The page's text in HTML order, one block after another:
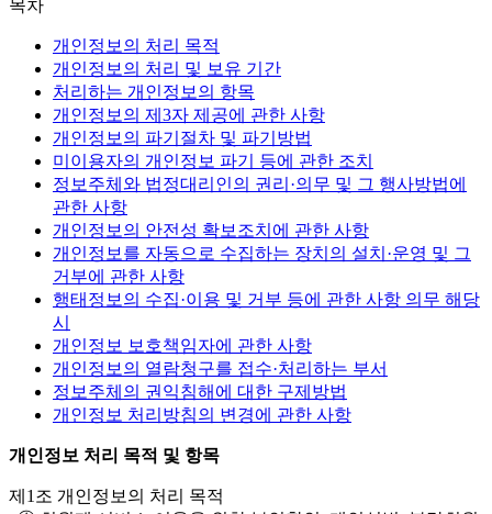
목차
개인정보의 처리 목적
개인정보의 처리 및 보유 기간
처리하는 개인정보의 항목
개인정보의 제3자 제공에 관한 사항
개인정보의 파기절차 및 파기방법
미이용자의 개인정보 파기 등에 관한 조치
정보주체와 법정대리인의 권리·의무 및 그 행사방법에
관한 사항
개인정보의 안전성 확보조치에 관한 사항
개인정보를 자동으로 수집하는 장치의 설치·운영 및 그
거부에 관한 사항
행태정보의 수집·이용 및 거부 등에 관한 사항 의무 해당
시
개인정보 보호책임자에 관한 사항
개인정보의 열람청구를 접수·처리하는 부서
정보주체의 권익침해에 대한 구제방법
개인정보 처리방침의 변경에 관한 사항
개인정보 처리 목적 및 항목
제1조 개인정보의 처리 목적